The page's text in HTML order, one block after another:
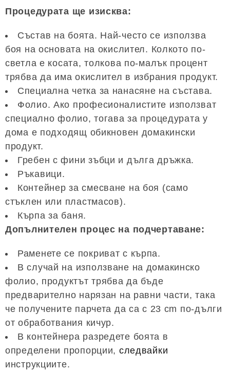
Процедурата ще изисква:
Състав на боята. Най-често се използва
боя на основата на окислител. Колкото по-
светла е косата, толкова по-малък процент
трябва да има окислител в избрания продукт.
Специална четка за нанасяне на състава.
Фолио. Ако професионалистите използват
специално фолио, тогава за процедурата у
дома е подходящ обикновен домакински
продукт.
Гребен с фини зъбци и дълга дръжка.
Ръкавици.
Контейнер за смесване на боя (само
стъклен или пластмасов).
Кърпа за баня.
Допълнителен процес на подчертаване:
Раменете се покриват с кърпа.
В случай на използване на домакинско
фолио, продуктът трябва да бъде
предварително нарязан на равни части, така
че получените парчета да са с 23 cm по-дълги
от обработвания кичур.
В контейнера разредете боята в
определени пропорции, следвайки
инструкциите.